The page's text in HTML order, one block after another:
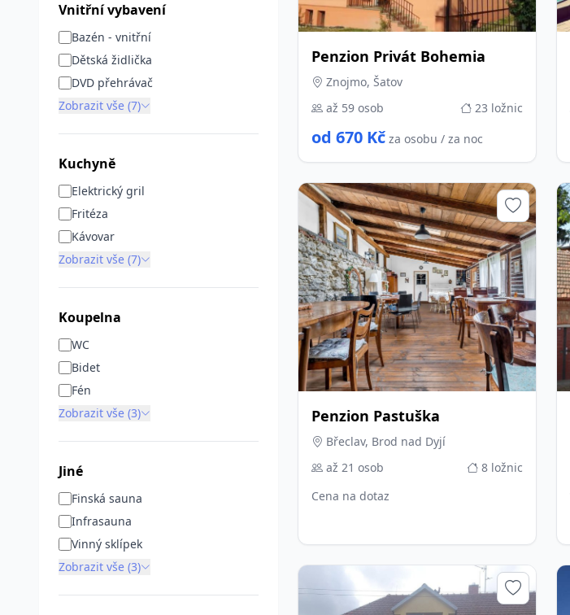
Vnitřní vybavení
Bazén - vnitřní
Dětská židlička
DVD přehrávač
Zobrazit vše (7)
Kuchyně
Elektrický gril
Fritéza
Kávovar
Zobrazit vše (7)
Koupelna
WC
Bidet
Fén
Zobrazit vše (3)
Jiné
Finská sauna
Infrasauna
Vinný sklípek
Zobrazit vše (3)
Penzion Privát Bohemia
Znojmo, Šatov
až 59 osob
23 ložnic
od 670 Kč za osobu / za noc
Penzion Pastuška
Břeclav, Brod nad Dyjí
až 21 osob
8 ložnic
Cena na dotaz